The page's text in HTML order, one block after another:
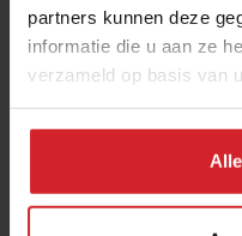
partners kunnen deze
informatie die u aan ze
verzameld op basis van
Ondernemers met
Producenten